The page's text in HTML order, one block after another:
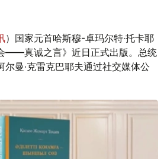
）国家元首哈斯穆-卓玛尔特·托卡耶
——真诚之言》近日正式出版。总统
尔曼·克雷克巴耶夫通过社交媒体公